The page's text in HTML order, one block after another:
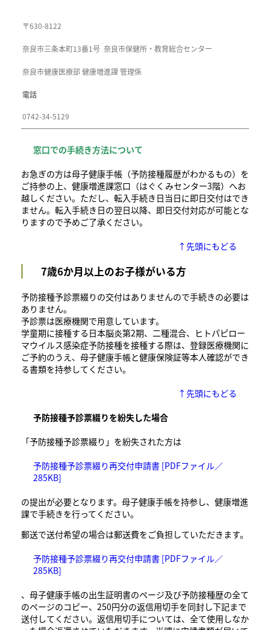
〒630-8122
奈良市三条本町13番1号 奈良市保健所・教育総合センター
奈良市健康医療部 健康増進課 管理係
電話
0742-34-5129
窓口での手続き方法について
お急ぎの方は母子健康手帳（予防接種履歴がわかるもの）を
ご持参の上、健康増進課窓口（はぐくみセンター3階）へお
越しください。ただし、転入手続き日当日に即日交付はでき
ません。転入手続き日の翌日以降、即日交付対応が可能とな
りますので予めご了承ください。
↑先頭にもどる
7歳6か月以上のお子様がいる方
​予防接種予診票綴りの交付はありませんので手続きの必要は
ありません。
予診票は医療機関で用意しています。
学童期に接種する日本脳炎第2期、二種混合、ヒトパピロー
マウイルス感染症予防接種を接種する際は、登録医療機関に
ご予約のうえ、母子健康手帳と健康保険証等本人確認ができ
る書類を持参してください。
↑先頭にもどる
予防接種予診票綴りを紛失した場合
「予防接種予診票綴り」を紛失された方は
予防接種予診票綴り再交付申請書 [PDFファイル／
285KB]
の提出が必要となります。母子健康手帳を持参し、健康増進
課で手続きを行ってください。
郵送で送付希望の場合は郵送費をご負担していただきます。
予防接種予診票綴り再交付申請書 [PDFファイル／
285KB]
、母子健康手帳の出生証明書のページ及び予防接種歴の全て
のページのコピー、250円分の返信用切手を同封し下記まで
送付してください。返信用切手については、全て使用しなか